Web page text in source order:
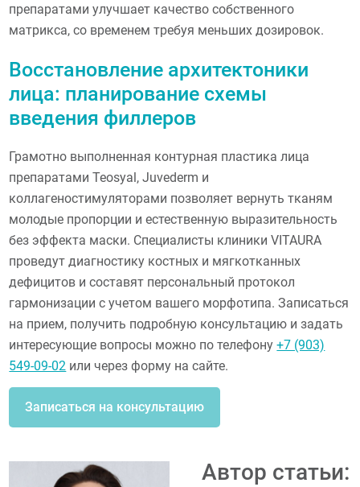
препаратами улучшает качество собственного
матрикса, со временем требуя меньших дозировок.
Восстановление архитектоники
лица: планирование схемы
введения филлеров
Грамотно выполненная контурная пластика лица
препаратами Teosyal, Juvederm и
коллагеностимуляторами позволяет вернуть тканям
молодые пропорции и естественную выразительность
без эффекта маски. Специалисты клиники VITAURA
проведут диагностику костных и мягкотканных
дефицитов и составят персональный протокол
гармонизации с учетом вашего морфотипа. Записаться
на прием, получить подробную консультацию и задать
интересующие вопросы можно по телефону+7 (903)
549-09-02 или через форму на сайте.
Записаться на консультацию
Автор статьи: